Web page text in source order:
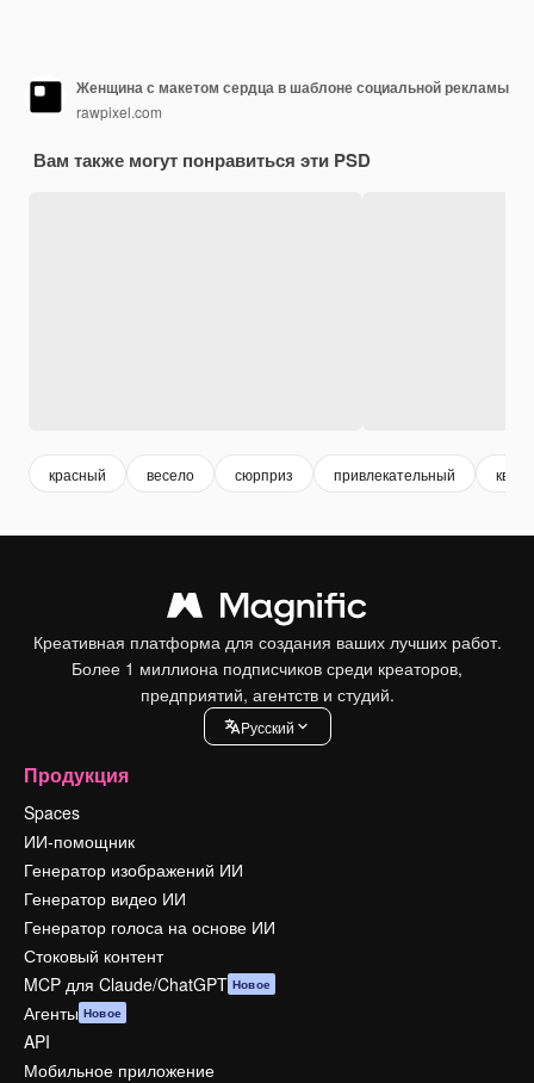
Женщина с макетом сердца в шаблоне социальной рекламы
rawpixel.com
Вам также могут понравиться эти PSD
красный весело сюрприз привлекательный
Креативная платформа для создания ваших лучших работ.
Более 1 миллиона подписчиков среди креаторов,
предприятий, агентств и студий.
Pусский
Продукция
Spaces
ИИ-помощник
Генератор изображений ИИ
Генератор видео ИИ
Генератор голоса на основе ИИ
Стоковый контент
MCP для Claude/ChatGPT Новое
Агенты Новое
API
Мобильное приложение